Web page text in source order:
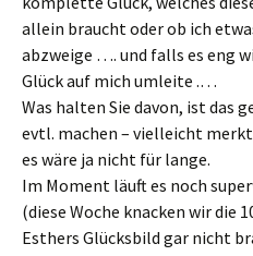
allein braucht oder ob ich
abzweige …. und falls es eng
Glück auf mich umleite .…
Was halten Sie davon, ist das
evtl. machen – vielleicht
es wäre ja nicht für lange.
Im Moment läuft es noch
(diese Woche knacken wir die
Esthers Glücksbild gar nicht